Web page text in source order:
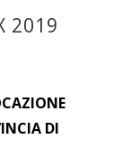
2019
DI